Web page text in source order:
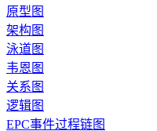
原型图
架构图
泳道图
韦恩图
关系图
逻辑图
EPC事件过程链图